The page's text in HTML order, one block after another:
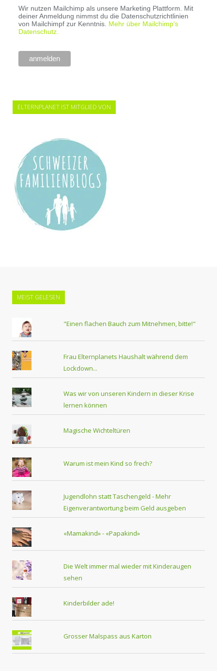
Wir nutzen Mailchimp als unsere Marketing Plattform. Mit
deiner Anmeldung nimmst du die Datenschutzrichtlinien
von Mailchimpf zur Kenntnis. Mehr über Mailchimp's
Datenschutz.
ELTERNPLANET IST MITGLIED VON
MEIST GELESEN
"Einen flachen Bauch zum Mitnehmen, bitte!"
Frau Elternplanets Haushalt während dem
Lockdown...
Was wir von unseren Kindern in dieser Krise
lernen können
Magische Wichteltüren
Warum ist mein Kind so frech?
Jugendlohn statt Taschengeld - Mehr
Eigenverantwortung beim Geld ausgeben
«Mamakind» - «Papakind»
Die Welt immer mal wieder mit Kinderaugen
sehen
Kinderbilder ade!
Grosser Malspass aus Karton